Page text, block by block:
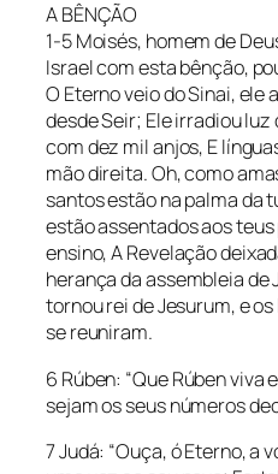
A BÊNÇÃO
1-5 Moisés, homem de
Israel com esta bênção,
O Eterno veio do Sinai, ele
desde Seir; Ele irradiou
com dez mil anjos, E
mão direita. Oh, como
santos estão na palma da
estão assentados aos
ensino, A Revelação
herança da assembleia de
tornou rei de Jesurum, e
se reuniram.
6 Rúben: “Que Rúben viva
sejam os seus números
7 Judá: “Ouça, ó Eterno, a